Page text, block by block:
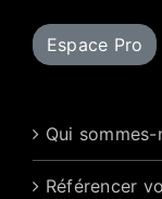
Espace Pro
Qui sommes-
Référencer